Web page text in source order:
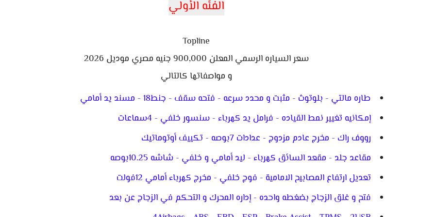
الفئه الأولي
Topline
سعر السياره الرسمي المعلن 900,000 جنيه مصري موديل 2026
و مواصفاتها كالتالي
طاره مالتي - بلوتوث - مثبت و محدد سرعه - فتحه سقف - جنط18 - مسند يد أمامي
إمكانيه تغيير نمط القياده - فرامل يد كهرباء - سنسور خلفي - 4سماعات
رووف راك - مخرج عادم مزدوج - عدادات 7بوصه - تكييف أوتوماتيك
مقاعد جلد - مقعد السائق كهرباء - ليد أمامي و خلفي - شاشه 10.25بوصه
تعديل ارتفاع المصابيح الامامية - فوج خلفي - مخرج كهرباء أمامي 12فولت
فتح و غلق الزجاج بضغطه واحده - إداره المحرك و التحكم في الزجاج عن بعد